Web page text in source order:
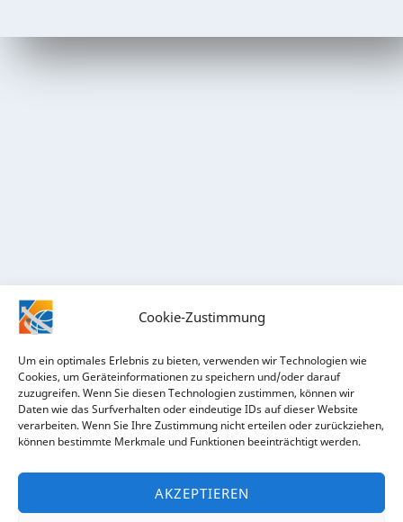
Cookie-Zustimmung
Um ein optimales Erlebnis zu bieten, verwenden wir Technologien wie
Cookies, um Geräteinformationen zu speichern und/oder darauf
zuzugreifen. Wenn Sie diesen Technologien zustimmen, können wir
Daten wie das Surfverhalten oder eindeutige IDs auf dieser Website
verarbeiten. Wenn Sie Ihre Zustimmung nicht erteilen oder zurückziehen,
können bestimmte Merkmale und Funktionen beeinträchtigt werden.
AKZEPTIEREN
RECHTLICHES
Impressum
Datenschutz